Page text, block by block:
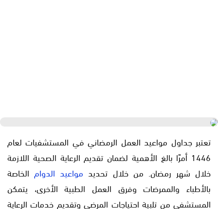
تعتبر جداول مواعيد العمل الرمضاني في المستشفيات لعام
1446 أمرًا بالغ الأهمية لضمان تقديم الرعاية الصحية اللازمة
خلال شهر رمضان. من خلال تحديد مواعيد الدوامالخاصة
بالأطباء والممرضات وفرق العمل الطبية الأخرى، يتمكن
المستشفى من تلبية احتياجات المرضى وتقديم خدمات الرعاية